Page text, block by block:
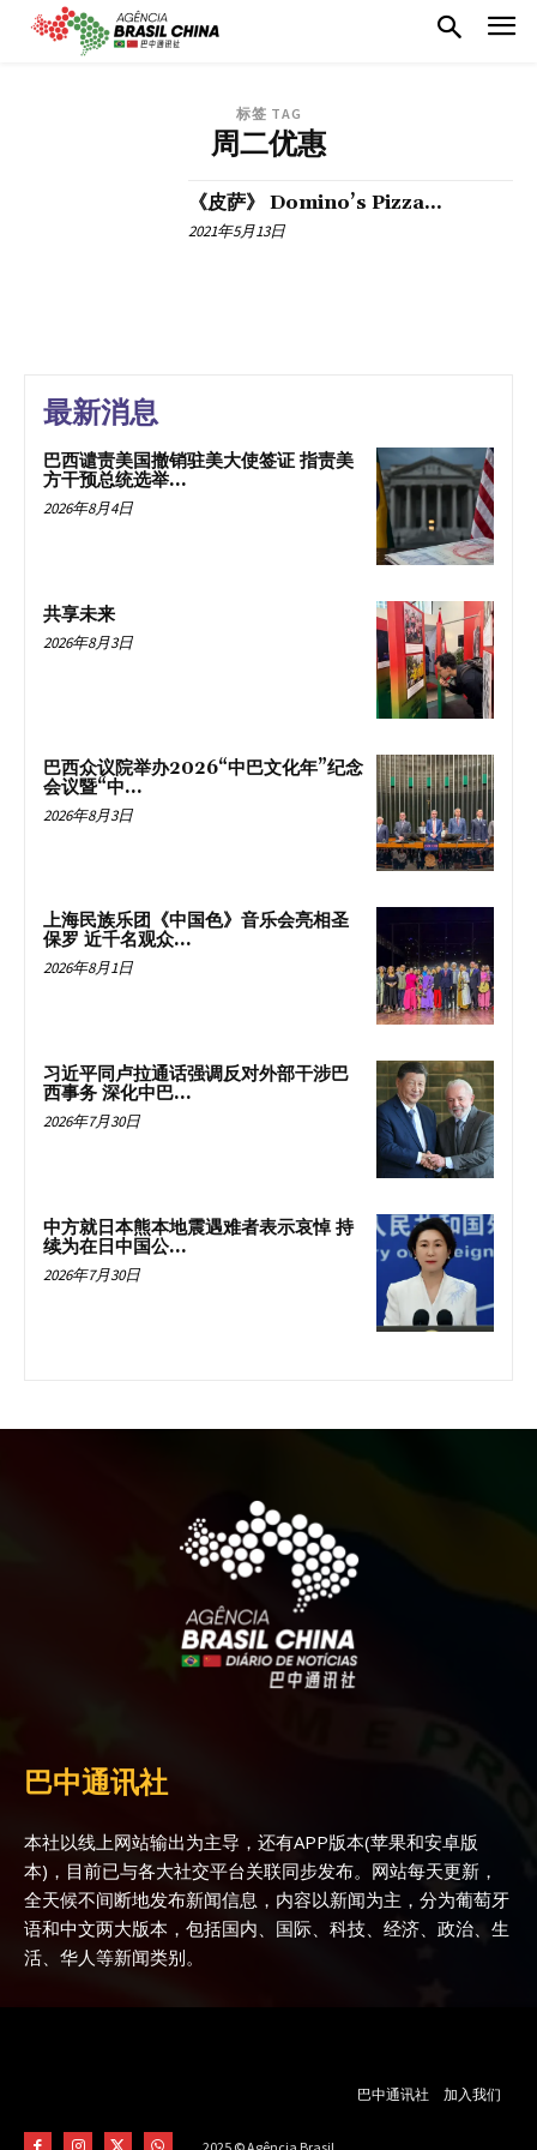
标签 TAG
周二优惠
《皮萨》 Domino’s Pizza...
2021年5月13日
最新消息
巴西谴责美国撤销驻美大使签证 指责美
方干预总统选举...
2026年8月4日
共享未来
2026年8月3日
巴西众议院举办2026“中巴文化年”纪念
会议暨“中...
2026年8月3日
上海民族乐团《中国色》音乐会亮相圣
保罗 近千名观众...
2026年8月1日
习近平同卢拉通话强调反对外部干涉巴
西事务 深化中巴...
2026年7月30日
中方就日本熊本地震遇难者表示哀悼 持
续为在日中国公...
2026年7月30日
巴中通讯社
本社以线上网站输出为主导，还有APP版本(苹果和安卓版
本)，目前已与各大社交平台关联同步发布。网站每天更新，
全天候不间断地发布新闻信息，内容以新闻为主，分为葡萄牙
语和中文两大版本，包括国内、国际、科技、经济、政治、生
活、华人等新闻类别。
巴中通讯社 加入我们